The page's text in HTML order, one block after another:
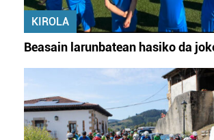
KIROLA
Beasain larunbatean hasiko da